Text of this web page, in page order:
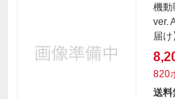
機動
ver.
届け
820
送料